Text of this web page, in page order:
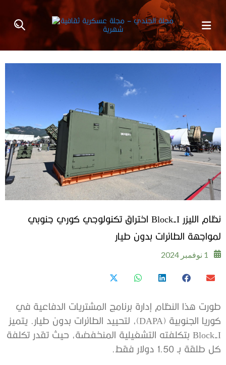
نظام الليزر Block-I اختراق تكنولوجي كوري جنوبي
لمواجهة الطائرات بدون طيار
1 نوفمبر 2024
طورت هذا النظام إدارة برنامج المشتريات الدفاعية في
كوريا الجنوبية (DAPA)، لتحييد الطائرات بدون طيار. يتميز
Block-I بتكلفته التشغيلية المنخفضة، حيث تقدر تكلفة
كل طلقة بـ 1.50 دولار فقط.